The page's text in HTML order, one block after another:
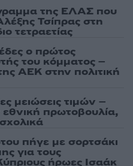
της ΕΛΑΣ που
Τσίπρας στη
τετραετίας
ο πρώτος
του κόμματος –
ΑΕΚ στην πολιτική
μειώσεις τιμών –
πρωτοβουλία,
πήγε με σορτσάκι
για τους
ήρωες Ισαάκ